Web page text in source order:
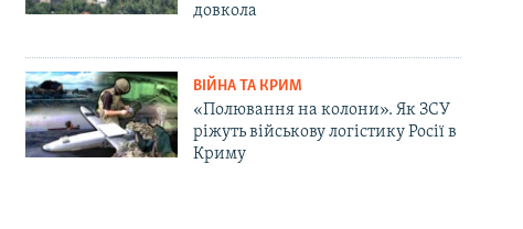
довкола
ВІЙНА ТА КРИМ
«Полювання на колони». Як ЗСУ
ріжуть військову логістику Росії в
Криму